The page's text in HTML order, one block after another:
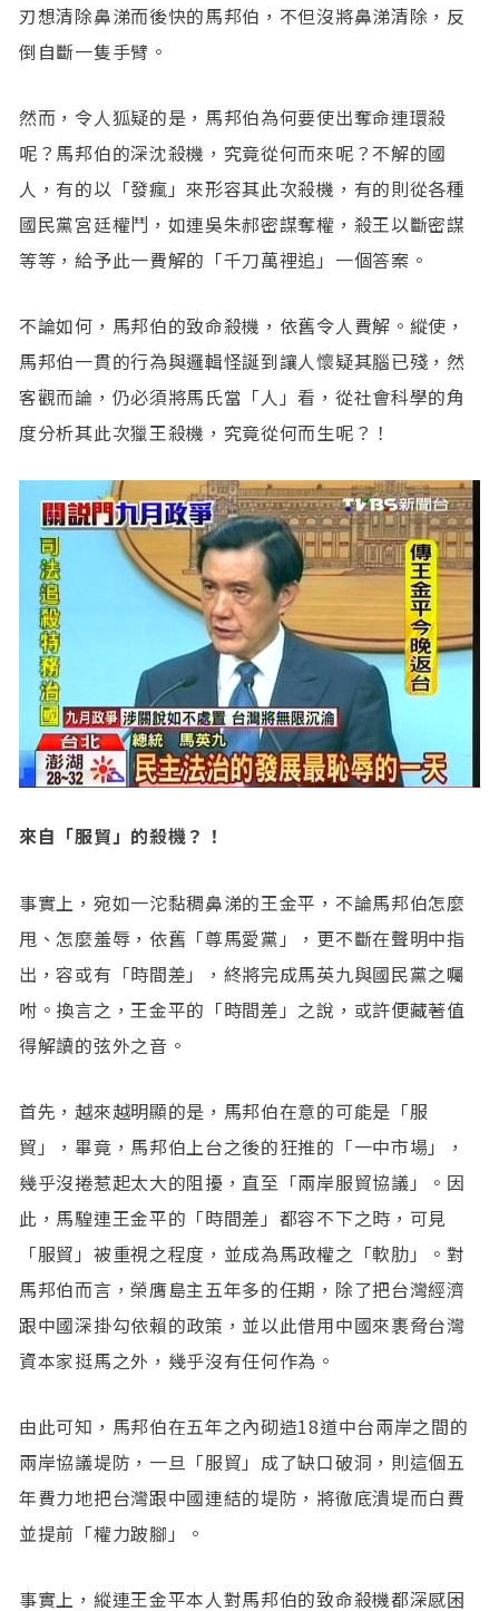
刃想清除鼻涕而後快的馬邦伯，不但沒將鼻涕清除，反
倒自斷一隻手臂。
然而，令人狐疑的是，馬邦伯為何要使出奪命連環殺
呢？馬邦伯的深沈殺機，究竟從何而來呢？不解的國
人，有的以「發瘋」來形容其此次殺機，有的則從各種
國民黨宮廷權鬥，如連吳朱郝密謀奪權，殺王以斷密謀
等等，給予此一費解的「千刀萬裡追」一個答案。
不論如何，馬邦伯的致命殺機，依舊令人費解。縱使，
馬邦伯一貫的行為與邏輯怪誕到讓人懷疑其腦已殘，然
客觀而論，仍必須將馬氏當「人」看，從社會科學的角
度分析其此次獵王殺機，究竟從何而生呢？！
來自「服貿」的殺機？！
事實上，宛如一沱黏稠鼻涕的王金平，不論馬邦伯怎麼
甩、怎麼羞辱，依舊「尊馬愛黨」，更不斷在聲明中指
出，容或有「時間差」，終將完成馬英九與國民黨之囑
咐。換言之，王金平的「時間差」之說，或許便藏著值
得解讀的弦外之音。
首先，越來越明顯的是，馬邦伯在意的可能是「服
貿」，畢竟，馬邦伯上台之後的狂推的「一中市場」，
幾乎沒捲惹起太大的阻擾，直至「兩岸服貿協議」。因
此，馬騜連王金平的「時間差」都容不下之時，可見
「服貿」被重視之程度，並成為馬政權之「軟肋」。對
馬邦伯而言，榮膺島主五年多的任期，除了把台灣經濟
跟中國深掛勾依賴的政策，並以此借用中國來裹脅台灣
資本家挺馬之外，幾乎沒有任何作為。
由此可知，馬邦伯在五年之內砌造18道中台兩岸之間的
兩岸協議堤防，一旦「服貿」成了缺口破洞，則這個五
年費力地把台灣跟中國連結的堤防，將徹底潰堤而白費
並提前「權力跛腳」。
事實上，縱連王金平本人對馬邦伯的致命殺機都深感困